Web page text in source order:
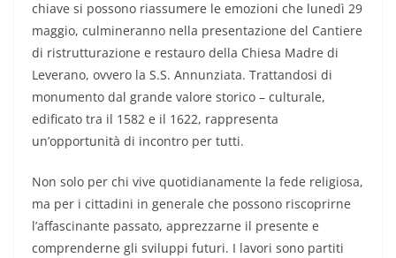
chiave si possono riassumere le emozioni che lunedì 29
maggio, culmineranno nella presentazione del Cantiere
di ristrutturazione e restauro della Chiesa Madre di
Leverano, ovvero la S.S. Annunziata. Trattandosi di
monumento dal grande valore storico – culturale,
edificato tra il 1582 e il 1622, rappresenta
un’opportunità di incontro per tutti.
Non solo per chi vive quotidianamente la fede religiosa,
ma per i cittadini in generale che possono riscoprirne
l’affascinante passato, apprezzarne il presente e
comprenderne gli sviluppi futuri. I lavori sono partiti